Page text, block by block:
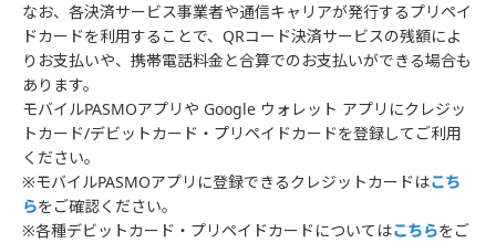
なお、各決済サービス事業者や通信キャリアが発行するプリペイ
ドカードを利用することで、QRコード決済サービスの残額によ
りお支払いや、携帯電話料金と合算でのお支払いができる場合も
あります。
モバイルPASMOアプリや Google ウォレット アプリにクレジッ
トカード/デビットカード・プリペイドカードを登録してご利用
ください。
※モバイルPASMOアプリに登録できるクレジットカードはこち
らをご確認ください。
※各種デビットカード・プリペイドカードについてはこちらをご